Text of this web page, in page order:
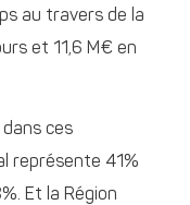
au travers de la
et 11,6 M€ en
ces
représente 41%
Et la Région